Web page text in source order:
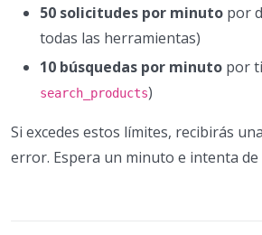
50 solicitudes por minuto por
todas las herramientas)
10 búsquedas por minuto por
search_products)
Si excedes estos límites, recibirás
error. Espera un minuto e intenta de